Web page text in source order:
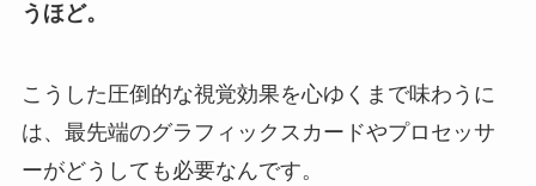
うほど。
こうした圧倒的な視覚効果を心ゆくまで味わうに
は、最先端のグラフィックスカードやプロセッサ
ーがどうしても必要なんです。